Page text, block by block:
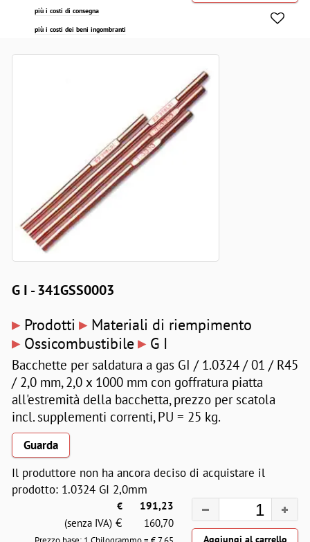
più i costi di consegna
più i costi dei beni ingombranti
G I - 341GSS0003
▸ Prodotti ▸ Materiali di riempimento
▸ Ossicombustibile ▸ G I
Bacchette per saldatura a gas GI / 1.0324 / 01 / R45
/ 2,0 mm, 2,0 x 1000 mm con goffratura piatta
all'estremità della bacchetta, prezzo per scatola
incl. supplementi correnti, PU = 25 kg.
Guarda
Il produttore non ha ancora deciso di acquistare il
prodotto: 1.0324 GI 2,0mm
€
191,23
(senza IVA) € 160,70